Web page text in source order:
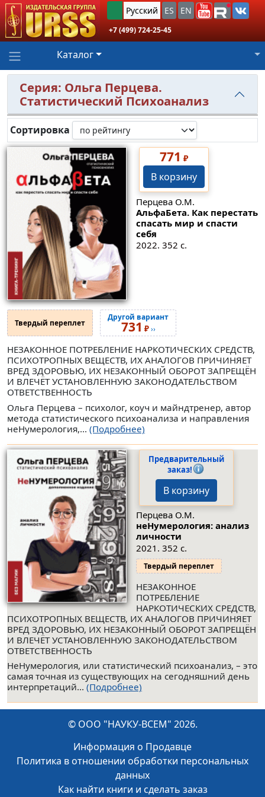
Русский ES EN
+7 (499) 724-25-45
Каталог
Серия: Ольга Перцева.
Статистический Психоанализ
Сортировка
771 ₽
В корзину
Перцева О.М.
АльфаБета. Как перестать
спасать мир и спасти
себя
2022. 352 с.
Твердый переплет
Другой вариант
731 ₽››
НЕЗАКОННОЕ ПОТРЕБЛЕНИЕ НАРКОТИЧЕСКИХ СРЕДСТВ,
ПСИХОТРОПНЫХ ВЕЩЕСТВ, ИХ АНАЛОГОВ ПРИЧИНЯЕТ
ВРЕД ЗДОРОВЬЮ, ИХ НЕЗАКОННЫЙ ОБОРОТ ЗАПРЕЩЁН
И ВЛЕЧЁТ УСТАНОВЛЕННУЮ ЗАКОНОДАТЕЛЬСТВОМ
ОТВЕТСТВЕННОСТЬ
Ольга Перцева – психолог, коуч и майндтренер, автор
метода статистического психоанализа и направления
неНумерология,... (Подробнее)
Предварительный
заказ!
В корзину
Перцева О.М.
неНумерология: анализ
личности
2021. 352 с.
Твердый переплет
НЕЗАКОННОЕ
ПОТРЕБЛЕНИЕ
НАРКОТИЧЕСКИХ СРЕДСТВ,
ПСИХОТРОПНЫХ ВЕЩЕСТВ, ИХ АНАЛОГОВ ПРИЧИНЯЕТ
ВРЕД ЗДОРОВЬЮ, ИХ НЕЗАКОННЫЙ ОБОРОТ ЗАПРЕЩЁН
И ВЛЕЧЁТ УСТАНОВЛЕННУЮ ЗАКОНОДАТЕЛЬСТВОМ
ОТВЕТСТВЕННОСТЬ
НеНумерология, или статистический психоанализ, – это
самая точная из существующих на сегодняшний день
интерпретаций... (Подробнее)
© ООО "НАУКУ-ВСЕМ" 2026.
Информация о Продавце
Политика в отношении обработки персональных
данных
Как найти книги и сделать заказ